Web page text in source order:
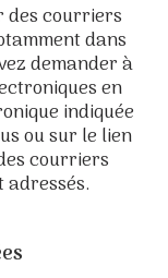
des courriers
dans
demander à
en
indiquée
ou sur le lien
courriers
adressés.